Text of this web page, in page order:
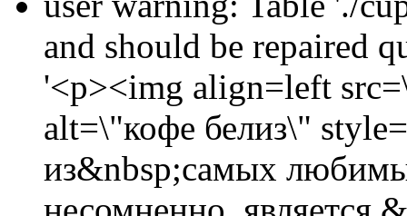
and should be repaired
'<p><img align=left
alt=\"кофе белиз\"
из&nbsp;самых